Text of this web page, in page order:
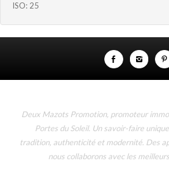
ISO: 25
Deux Mazots Promotion, promoteur
Portes du Soleil. Un savoir-faire
tradition, authenticité et modernité. Des
nous collaborons avec les